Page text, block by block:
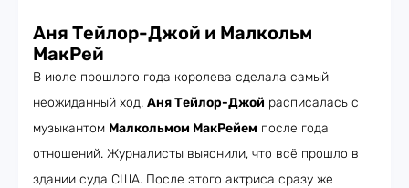
Аня Тейлор-Джой и Малкольм
МакРей
В июле прошлого года королева сделала самый
неожиданный ход. Аня Тейлор-Джой расписалась с
музыкантом Малкольмом МакРейем после года
отношений. Журналисты выяснили, что всё прошло в
здании суда США. После этого актриса сразу же